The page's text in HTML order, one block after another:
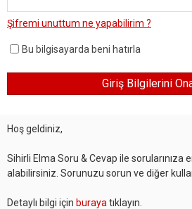
Şifremi unuttum ne yapabilirim ?
Bu bilgisayarda beni hatırla
Hoş geldiniz,
Sihirli Elma Soru & Cevap ile sorularınıza
alabilirsiniz. Sorunuzu sorun ve diğer
Detaylı bilgi için buraya tıklayın.